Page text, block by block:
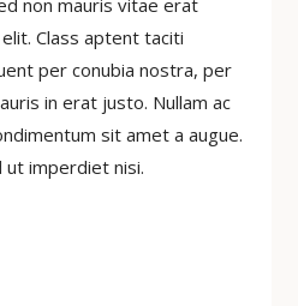
non mauris vitae erat
Class aptent taciti
per conubia nostra, per
in erat justo. Nullam ac
sit amet a augue.
ut imperdiet nisi.